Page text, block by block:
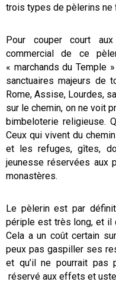
trois types de pèlerins ne
Pour couper court aux
commercial de ce
« marchands du Temple
sanctuaires majeurs de
Rome, Assise, Lourdes,
sur le chemin, on ne voit
bimbeloterie religieuse.
Ceux qui vivent du
et les refuges, gîtes,
jeunesse réservées aux
monastères.
Le pèlerin est par
périple est très long, et il
Cela a un coût certain
peux pas gaspiller ses
et qu’il ne pourrait pas
réservé aux effets et